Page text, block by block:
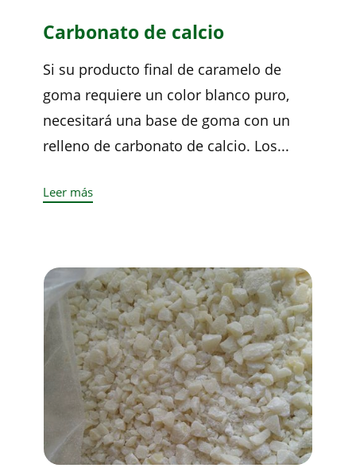
Carbonato de calcio
Si su producto final de caramelo de
goma requiere un color blanco puro,
necesitará una base de goma con un
relleno de carbonato de calcio. Los...
Leer más